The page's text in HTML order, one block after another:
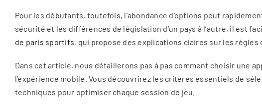
Pour les débutants, toutefois, l’abondance d’options peut
sécurité et les différences de législation d’un pays à l’autre, il est
de paris sportifs, qui propose des explications claires sur les
Dans cet article, nous détaillerons pas à pas comment choisir une
l’expérience mobile. Vous découvrirez les critères essentiels de
techniques pour optimiser chaque session de jeu.